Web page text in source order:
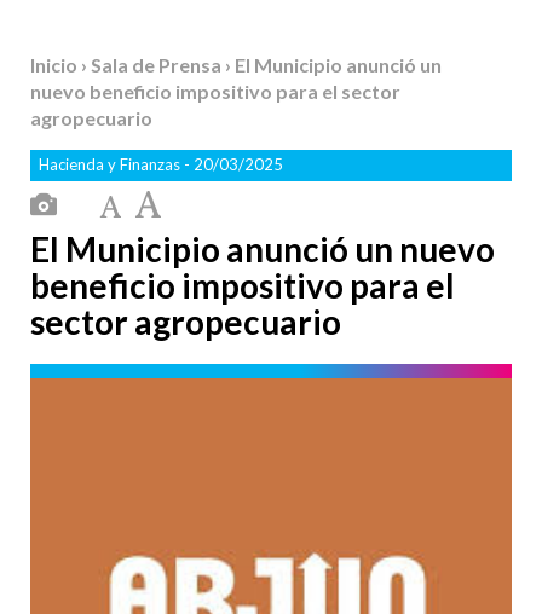
Inicio › Sala de Prensa › El Municipio anunció un
nuevo beneficio impositivo para el sector
agropecuario
Hacienda y Finanzas - 20/03/2025
El Municipio anunció un nuevo
beneficio impositivo para el
sector agropecuario